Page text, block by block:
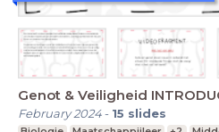
Genot & Veiligheid
February 2024- 15 slides